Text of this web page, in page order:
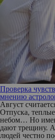
Проверка
мнению
Август
Отпуска,
небом… Но
дают трещину.
людей честно